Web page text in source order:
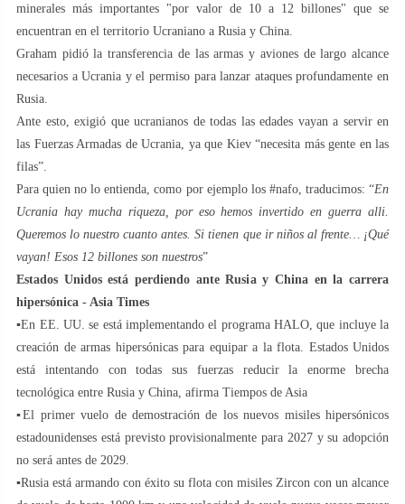
minerales más importantes "por valor de 10 a 12 billones" que se
encuentran en el territorio Ucraniano a Rusia y China.
Graham pidió la transferencia de las armas y aviones de largo alcance
necesarios a Ucrania y el permiso para lanzar ataques profundamente en
Rusia.
Ante esto, exigió que ucranianos de todas las edades vayan a servir en
las Fuerzas Armadas de Ucrania, ya que Kiev “necesita más gente en las
filas”.
Para quien no lo entienda, como por ejemplo los #nafo, traducimos: “En
Ucrania hay mucha riqueza, por eso hemos invertido en guerra alli.
Queremos lo nuestro cuanto antes. Si tienen que ir niños al frente… ¡Qué
vayan! Esos 12 billones son nuestros”
Estados Unidos está perdiendo ante Rusia y China en la carrera
hipersónica - Asia Times
▪️En EE. UU. se está implementando el programa HALO, que incluye la
creación de armas hipersónicas para equipar a la flota. Estados Unidos
está intentando con todas sus fuerzas reducir la enorme brecha
tecnológica entre Rusia y China, afirma Tiempos de Asia
▪️El primer vuelo de demostración de los nuevos misiles hipersónicos
estadounidenses está previsto provisionalmente para 2027 y su adopción
no será antes de 2029.
▪️Rusia está armando con éxito su flota con misiles Zircon con un alcance